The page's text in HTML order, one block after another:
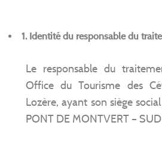
1. Identité du responsable du
Le responsable du
Office du Tourisme des
Lozère, ayant son siège
PONT DE MONTVERT –